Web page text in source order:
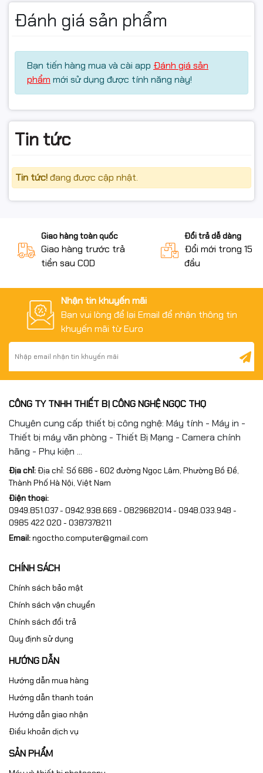
- Hàng gửi lại phải: còn nguyên vẹn, không bung seal,
đủ hộp/tem/phụ kiện/hóa đơn (nếu có). - Không hỗ trợ
đổi/hoàn nếu: dùng cho sai dòng máy, đã tự đổ mực/tái
nạp/tháo hộp, làm hỏng do lắp sai, hoặc không có video
mở gói.
Còn nguyên vẹn – chưa đổ mực – chưa qua sử dụng
Đủ hộp / tem / phụ kiện / hóa đơn (nếu có)
Đúng quy định của sàn
#HopMucStarink #CF541A #CRG054C #Cyan
#HopMucMau #HopMucHP #HopMucCanon
#MucInLaser #FullVAT #NgocThoComputer
Đánh giá sản phẩm
Bạn tiến hàng mua và cài app Đánh giá sản
phẩm mới sử dụng được tính năng này!
Tin tức
Tin tức!đang được cập nhật.
Giao hàng toàn quốc
Giao hàng trước trả
tiền sau COD
Đổi trả dễ dàng
Đổi mới trong 15
đầu
Nhận tin khuyến mãi
Bạn vui lòng để lại Email để nhận thông tin
khuyến mãi từ Euro
CÔNG TY TNHH THIẾT BỊ CÔNG NGHỆ NGỌC THỌ
Chuyên cung cấp thiết bị công nghệ: Máy tính - Máy in -
Thiết bị máy văn phòng - Thiết Bị Mạng - Camera chính
hãng - Phụ kiện ...
Địa chỉ:Địa chỉ: Số 686 - 602 đường Ngọc Lâm, Phường Bồ Đề,
Thành Phố Hà Nội, Việt Nam
Điện thoại:
0949.851.037 - 0942.938.669 - 0829682014 - 0948.033.948 -
0985 422 020 - 0387378211
Email:ngoctho.computer@gmail.com
CHÍNH SÁCH
Chính sách bảo mật
Chính sách vận chuyển
Chính sách đổi trả
Quy định sử dụng
HƯỚNG DẪN
Hướng dẫn mua hàng
Hướng dẫn thanh toán
Hướng dẫn giao nhận
Điều khoản dịch vụ
SẢN PHẨM